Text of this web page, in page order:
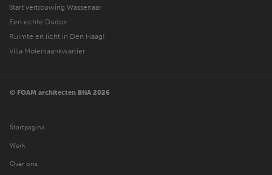
Start verbouwing Wassenaar
Een echte Dudok
Ruimte en licht in Den Haag!
Villa Molenlaankwartier
© FOAM architecten BNA 2026
Startpagina
Werk
Over ons